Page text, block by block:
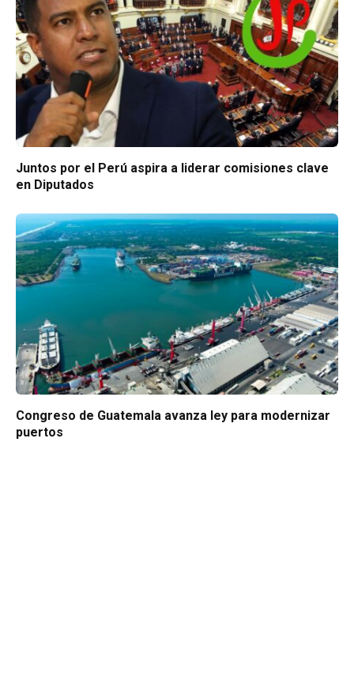
Juntos por el Perú aspira a liderar comisiones clave
en Diputados
Congreso de Guatemala avanza ley para modernizar
puertos